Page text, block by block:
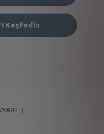
Keşfedin